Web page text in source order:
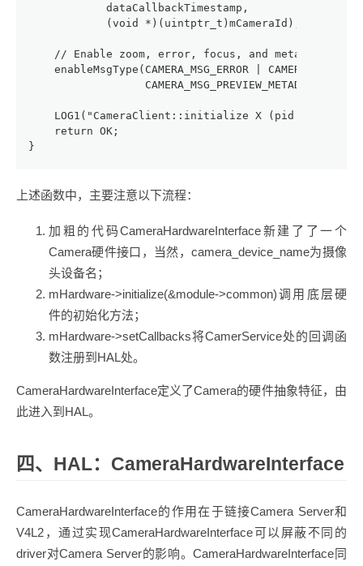
            dataCallbackTimestamp,
            (void *)(uintptr_t)mCameraId);
// Enable zoom, error, focus, and metadata
enableMsgType(CAMERA_MSG_ERROR |
CAMERA_MSG_PREVIEW_METADATA |
LOG1("CameraClient::initialize X (pid %d, id
    return OK;
}
上述函数中，主要注意以下流程：
加粗的代码CameraHardwareInterface新建了了一个
Camera硬件接口，当然，camera_device_name为摄像
头设备名；
mHardware->initialize(&module->common)调用底层硬
件的初始化方法；
mHardware->setCallbacks将CamerService处的回调函
数注册到HAL处。
CameraHardwareInterface定义了Camera的硬件抽象特征，由
此进入到HAL。
四、HAL：CameraHardwareInterface
CameraHardwareInterface的作用在于链接Camera Server和
V4L2，通过实现CameraHardwareInterface可以屏蔽不同的
driver对Camera Server的影响。CameraHardwareInterface同